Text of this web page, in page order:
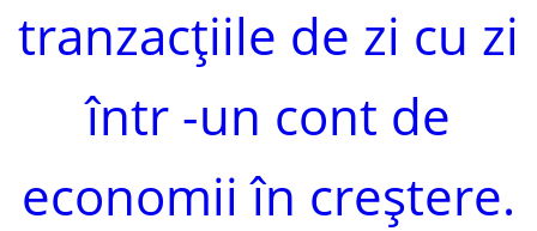
tranzacțiile de zi cu zi
într -un cont de
economii în creștere.